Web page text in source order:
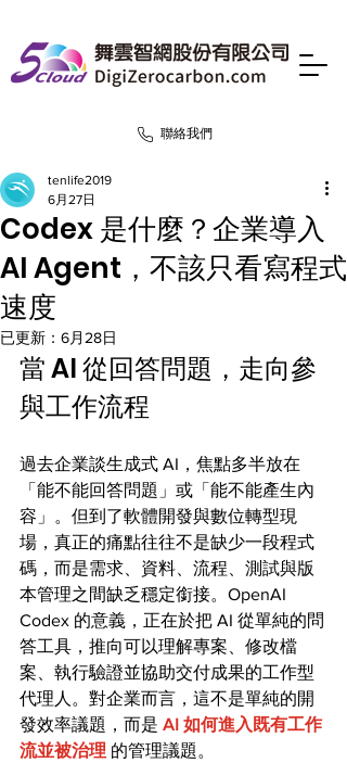
聯絡我們
Codex 是什麼？企業導入
AI Agent，不該只看寫程式
速度
tenlife2019
6月27日
已更新： 6月28日
當 AI 從回答問題，走向參
與工作流程
過去企業談生成式 AI，焦點多半放在
「能不能回答問題」或「能不能產生內
容」。但到了軟體開發與數位轉型現
場，真正的痛點往往不是缺少一段程式
碼，而是需求、資料、流程、測試與版
本管理之間缺乏穩定銜接。OpenAI
Codex 的意義，正在於把 AI 從單純的問
答工具，推向可以理解專案、修改檔
案、執行驗證並協助交付成果的工作型
代理人。對企業而言，這不是單純的開
發效率議題，而是 AI 如何進入既有工作
流並被治理 的管理議題。